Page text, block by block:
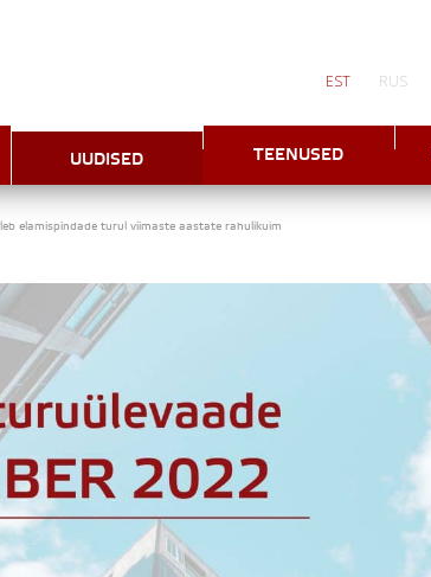
EST RUS
UUDISED TEENUSED
elamispindade turul viimaste aastate rahulikuim